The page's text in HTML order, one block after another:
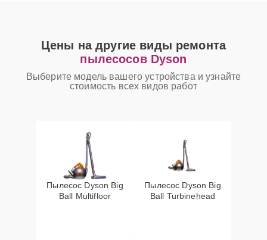
Цены на другие виды ремонта
пылесосов Dyson
Выберите модель вашего устройства и узнайте
стоимость всех видов работ
Пылесос Dyson Big
Ball Multifloor
Пылесос Dyson Big
Ball Turbinehead